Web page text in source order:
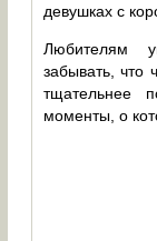
девушках с
Любителям
забывать, что
тщательнее
моменты, о